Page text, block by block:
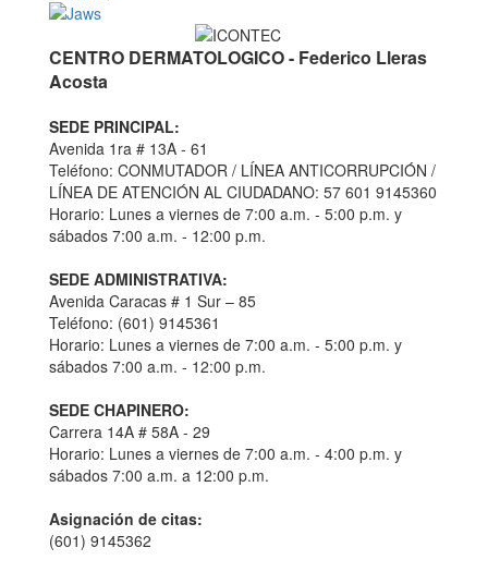
CENTRO DERMATOLOGICO - Federico Lleras
Acosta
SEDE PRINCIPAL:
Avenida 1ra # 13A - 61
Teléfono: CONMUTADOR / LÍNEA ANTICORRUPCIÓN /
LÍNEA DE ATENCIÓN AL CIUDADANO: 57 601 9145360
Horario: Lunes a viernes de 7:00 a.m. - 5:00 p.m. y
sábados 7:00 a.m. - 12:00 p.m.
SEDE ADMINISTRATIVA:
Avenida Caracas # 1 Sur – 85
Teléfono: (601) 9145361
Horario: Lunes a viernes de 7:00 a.m. - 5:00 p.m. y
sábados 7:00 a.m. - 12:00 p.m.
SEDE CHAPINERO:
Carrera 14A # 58A - 29
Horario: Lunes a viernes de 7:00 a.m. - 4:00 p.m. y
sábados 7:00 a.m. a 12:00 p.m.
Asignación de citas:
(601) 9145362